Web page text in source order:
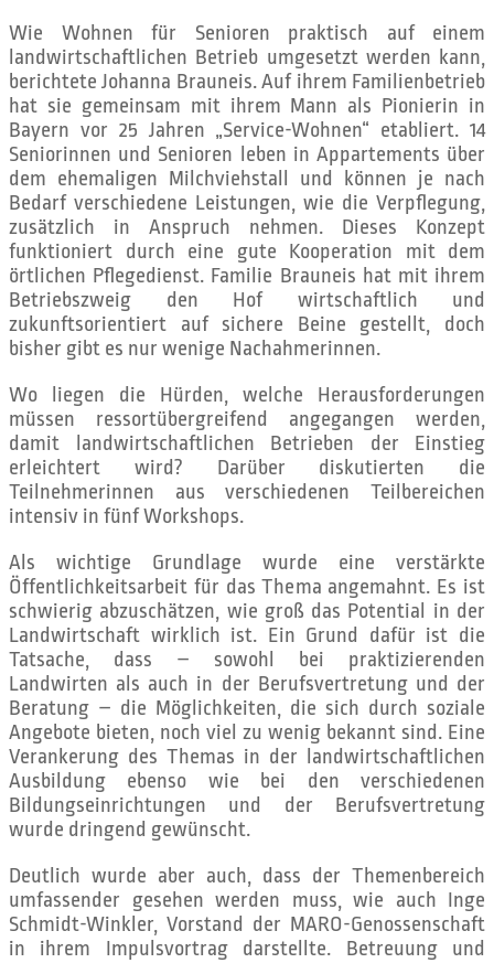
Wie Wohnen für Senioren praktisch auf einem
landwirtschaftlichen Betrieb umgesetzt werden kann,
berichtete Johanna Brauneis. Auf ihrem Familienbetrieb
hat sie gemeinsam mit ihrem Mann als Pionierin in
Bayern vor 25 Jahren „Service-Wohnen“ etabliert. 14
Seniorinnen und Senioren leben in Appartements über
dem ehemaligen Milchviehstall und können je nach
Bedarf verschiedene Leistungen, wie die Verpflegung,
zusätzlich in Anspruch nehmen. Dieses Konzept
funktioniert durch eine gute Kooperation mit dem
örtlichen Pflegedienst. Familie Brauneis hat mit ihrem
Betriebszweig den Hof wirtschaftlich und
zukunftsorientiert auf sichere Beine gestellt, doch
bisher gibt es nur wenige Nachahmerinnen.
Wo liegen die Hürden, welche Herausforderungen
müssen ressortübergreifend angegangen werden,
damit landwirtschaftlichen Betrieben der Einstieg
erleichtert wird? Darüber diskutierten die
Teilnehmerinnen aus verschiedenen Teilbereichen
intensiv in fünf Workshops.
Als wichtige Grundlage wurde eine verstärkte
Öffentlichkeitsarbeit für das Thema angemahnt. Es ist
schwierig abzuschätzen, wie groß das Potential in der
Landwirtschaft wirklich ist. Ein Grund dafür ist die
Tatsache, dass – sowohl bei praktizierenden
Landwirten als auch in der Berufsvertretung und der
Beratung – die Möglichkeiten, die sich durch soziale
Angebote bieten, noch viel zu wenig bekannt sind. Eine
Verankerung des Themas in der landwirtschaftlichen
Ausbildung ebenso wie bei den verschiedenen
Bildungseinrichtungen und der Berufsvertretung
wurde dringend gewünscht.
Deutlich wurde aber auch, dass der Themenbereich
umfassender gesehen werden muss, wie auch Inge
Schmidt-Winkler, Vorstand der MARO-Genossenschaft
in ihrem Impulsvortrag darstellte. Betreuung und